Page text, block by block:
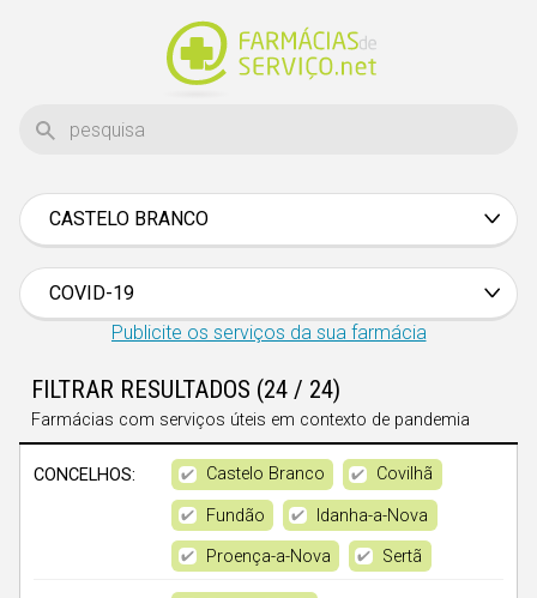
CASTELO BRANCO
Braga
Castelo Branco
Coimbra
COVID-19
27
75
24
Publicite os serviços da sua farmácia
FILTRAR RESULTADOS (24 / 24)
Farmácias com serviços úteis em contexto de pandemia
CONCELHOS: Castelo Branco
Covilhã
Fundão
Idanha-a-Nova
Proença-a-Nova
Sertã